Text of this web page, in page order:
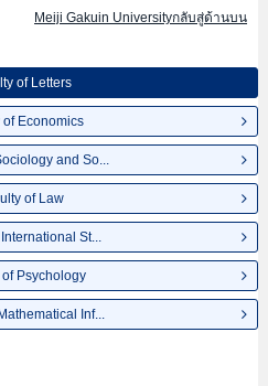
Meiji Gakuin Universityกลับสู่ด้านบน
of Letters
of Economics
and So...
of Law
St...
of Psychology
Inf...